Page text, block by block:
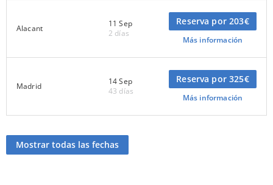
Alacant
11 Sep
2 días
Reserva por 203€
Más información
Madrid
14 Sep
43 días
Reserva por 325€
Más información
Mostrar todas las fechas